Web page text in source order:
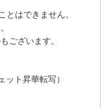
とはできません。
ございます。
ト昇華転写）